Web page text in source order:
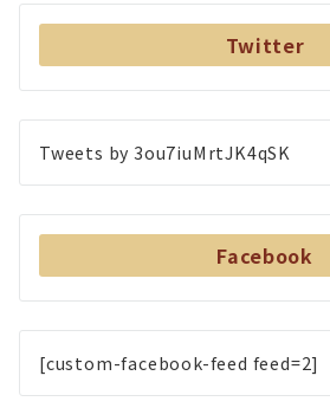
Twitter
Tweets by 3ou7iuMrtJK4qSK
Facebook
[custom-facebook-feed feed=2]